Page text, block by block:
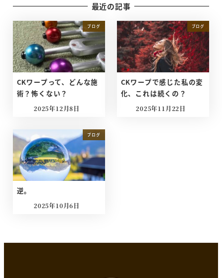
最近の記事
ブログ
CKワープって、どんな施
術？怖くない？
投稿日
2025年12月8日
ブログ
CKワープで感じた私の変
化、これは続くの？
投稿日
2025年11月22日
ブログ
逆。
投稿日
2025年10月6日